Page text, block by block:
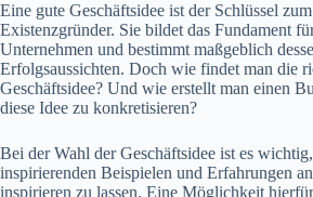
Eine gute Geschäftsidee ist der Schlüssel
Existenzgründer. Sie bildet das Fundament
Unternehmen und bestimmt maßgeblich
Erfolgsaussichten. Doch wie findet man die
Geschäftsidee? Und wie erstellt man einen
diese Idee zu konkretisieren?
Bei der Wahl der Geschäftsidee ist es
inspirierenden Beispielen und Erfahrungen
inspirieren zu lassen. Eine Möglichkeit